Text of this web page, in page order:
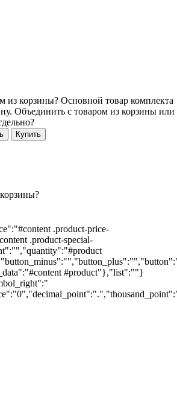
из корзины? Основной товар комплекта
Объединить с товаром из корзины или
Купить
.product-price-
.product-special-
#product"},"list":""}